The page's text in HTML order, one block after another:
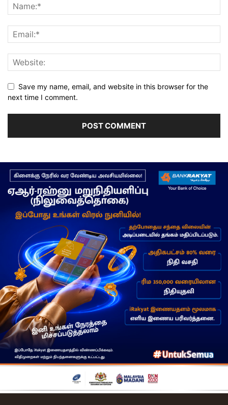
Save my name, email, and website in this browser for the
next time I comment.